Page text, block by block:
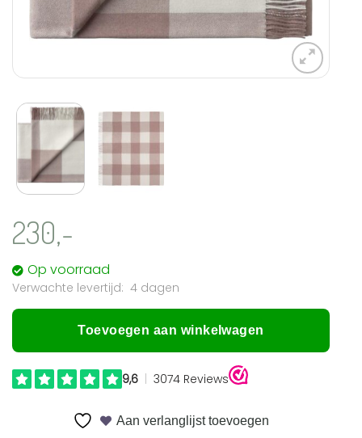
230,-
Op voorraad
4 dagen
Toevoegen aan winkelwagen
Aan verlanglijst toevoegen